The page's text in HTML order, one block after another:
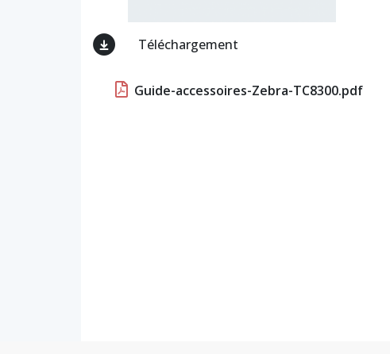
Téléchargement
Guide-accessoires-Zebra-TC8300.pdf